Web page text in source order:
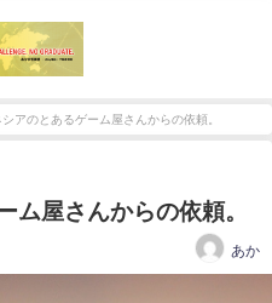
アのとあるゲーム屋さんからの依頼。
ム屋さんからの依頼。
あか